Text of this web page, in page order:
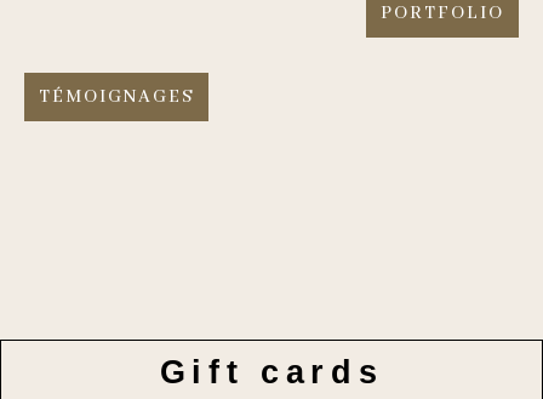
PORTFOLIO
TÉMOIGNAGES
Gift cards